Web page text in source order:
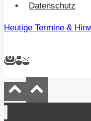
Datenschutz
Heutige Termine &